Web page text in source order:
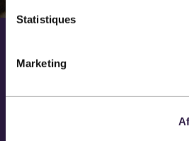
Statistiques
Marketing